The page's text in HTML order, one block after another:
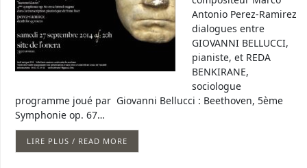
Antonio Perez-Ramirez
dialogues entre
GIOVANNI BELLUCCI,
pianiste, et REDA
BENKIRANE,
sociologue
programme joué par Giovanni Bellucci : Beethoven, 5ème
Symphonie op. 67…
LIRE PLUS / READ MORE